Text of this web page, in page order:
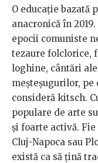
O educație bazată
anacronică în
epocii comuniste
tezaure folclorice,
loghine, cântări
meșteșugurilor, pe
consideră kitsch.
populare de arte
și foarte activă.
Cluj-Napoca sau
există ca să țină